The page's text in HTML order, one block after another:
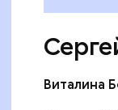
Виталина